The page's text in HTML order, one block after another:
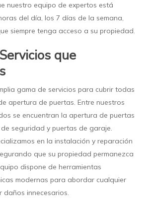
nuestro equipo de expertos está
del día, los 7 días de la semana,
siempre tenga acceso a su propiedad.
que
gama de servicios para cubrir todas
apertura de puertas. Entre nuestros
se encuentran la apertura de puertas
seguridad y puertas de garaje.
en la instalación y reparación
que su propiedad permanezca
dispone de herramientas
modernas para abordar cualquier
daños innecesarios.